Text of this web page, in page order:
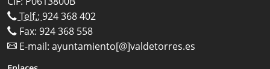
Telf.: 924 368 402
Fax: 924 368 558
E-mail: ayuntamiento[@]valdetorres.es